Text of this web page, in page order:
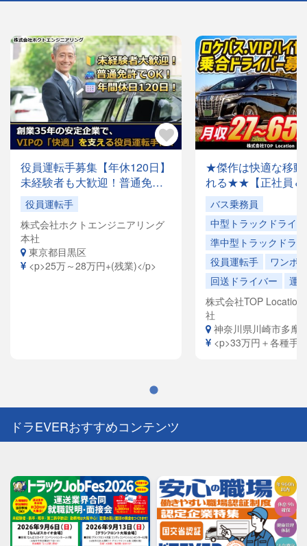
役員運転手募集【年休120日】
未経験者も大歓迎！普通免許
があれば応募OK✨月収28万円
以上も可能！創業35年の安定
企業で、「快適な空間」を提
供するお仕事です。
役員運転手
株式会社ホクトエンジニアリング
本社
東京都目黒区
<p>25万～28万円+(残業)</p>
★傑作は快適な移動
れる★★【正社員＆
でドライバー大量
容は全国各地を回
ドライバーや、VIP
ヤードライバーな
員寮完備！引越祝
給（規定有）あり
バス乗務員
中型トラックドライ
準中型トラックドラ
役員運転手
ワンボ
回送ドライバー
運
株式会社TOP Location
社
神奈川県川崎市多摩
<p>33万円＋各種手
ドラEVERおすすめコンテンツ